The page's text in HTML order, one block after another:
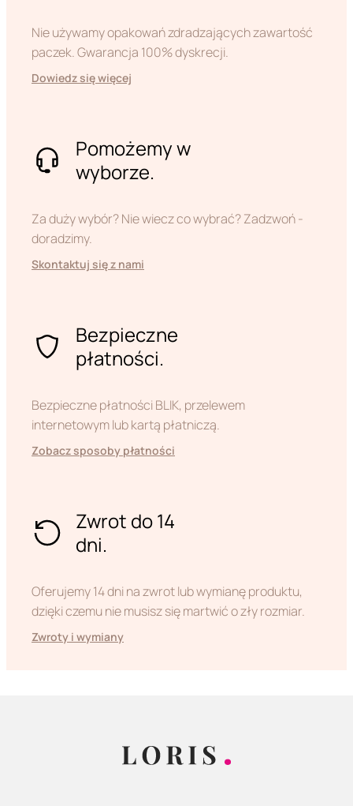
Nie używamy opakowań zdradzających zawartość
paczek. Gwarancja 100% dyskrecji.
Dowiedz się więcej
Pomożemy w
wyborze.
Za duży wybór? Nie wiecz co wybrać? Zadzwoń -
doradzimy.
Skontaktuj się z nami
Bezpieczne
płatności.
Bezpieczne płatności BLIK, przelewem
internetowym lub kartą płatniczą.
Zobacz sposoby płatności
Zwrot do 14
dni.
Oferujemy 14 dni na zwrot lub wymianę produktu,
dzięki czemu nie musisz się martwić o zły rozmiar.
Zwroty i wymiany